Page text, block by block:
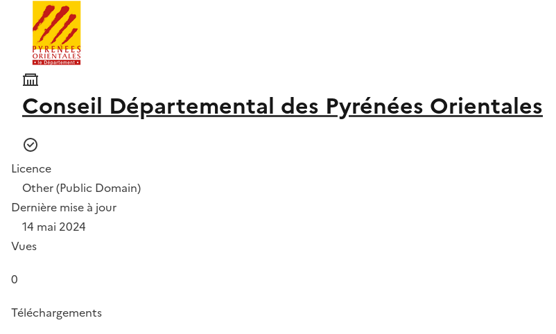
Conseil Départemental des Pyrénées Orientales
Licence
Other (Public Domain)
Dernière mise à jour
14 mai 2024
Vues
0
Téléchargements